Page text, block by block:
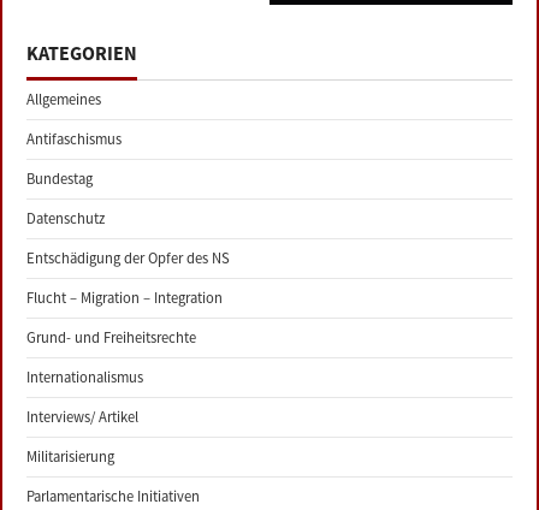
KATEGORIEN
Allgemeines
Antifaschismus
Bundestag
Datenschutz
Entschädigung der Opfer des NS
Flucht – Migration – Integration
Grund- und Freiheitsrechte
Internationalismus
Interviews/ Artikel
Militarisierung
Parlamentarische Initiativen